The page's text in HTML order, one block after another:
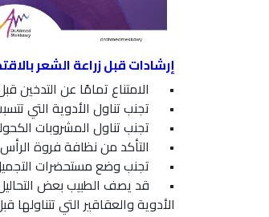
إرشادات قبل زراعة الشعر
•
الامتناع تمامًا عن التدخين
•
تجنب تناول الأدوية التي
•
تجنب تناول المشروبات
•
التأكد من نظافة فروة
•
تجنب وضع مستحضرات
•
قد يصف الطبيب بعض
الأدوية والعقاقير التي تتناولها